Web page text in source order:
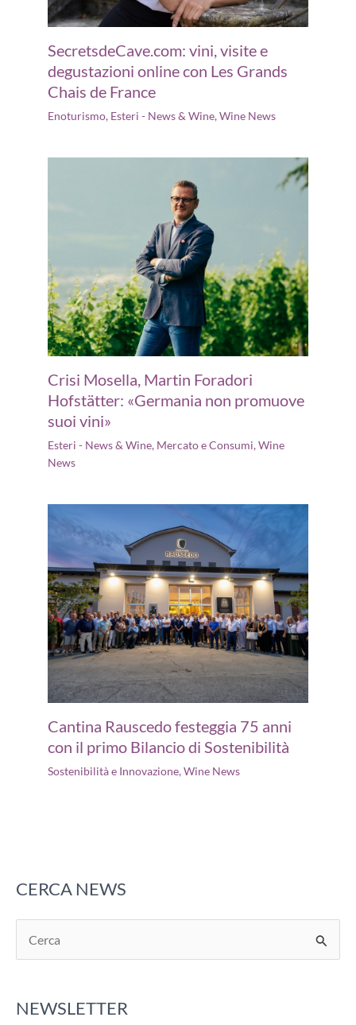
SecretsdeCave.com: vini, visite e
degustazioni online con Les Grands
Chais de France
Enoturismo, Esteri - News & Wine,Wine News
Crisi Mosella, Martin Foradori
Hofstätter: «Germania non promuove
suoi vini»
Esteri - News & Wine, Mercato e Consumi,Wine
News
Cantina Rauscedo festeggia 75 anni
con il primo Bilancio di Sostenibilità
Sostenibilità e Innovazione,Wine News
CERCA NEWS
e
cNEWSLETTER